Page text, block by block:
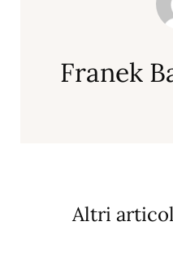
Franek
Altri